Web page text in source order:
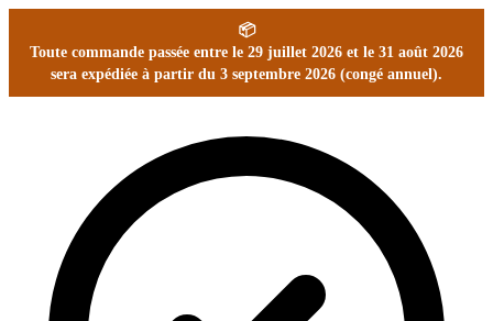
📦
Toute commande passée entre le 29 juillet 2026 et le 31 août 2026
sera expédiée à partir du 3 septembre 2026 (congé annuel).